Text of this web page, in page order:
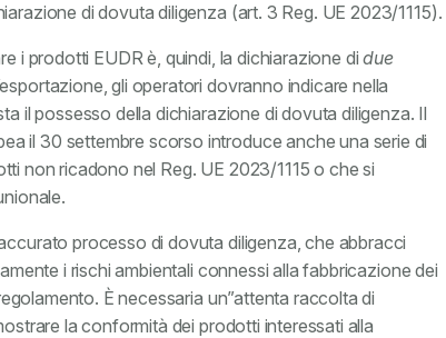
di dovuta diligenza (art. 3 Reg. UE 2023/1115).
i prodotti EUDR è, quindi, la dichiarazione didue
gli operatori dovranno indicare nella
il possesso della dichiarazione di dovuta diligenza. Il
il 30 settembre scorso introduce anche una serie di
non ricadono nel Reg. UE 2023/1115 o che si
processo di dovuta diligenza, che abbracci
i rischi ambientali connessi alla fabbricazione dei
È necessaria un”attenta raccolta di
la conformità dei prodotti interessati alla